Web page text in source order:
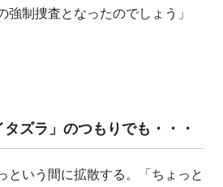
強制捜査となったのでしょう」
ズラ」のつもりでも・・・
という間に拡散する。「ちょっと